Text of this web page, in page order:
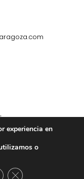
experiencia en
o
Cerrar el banner de